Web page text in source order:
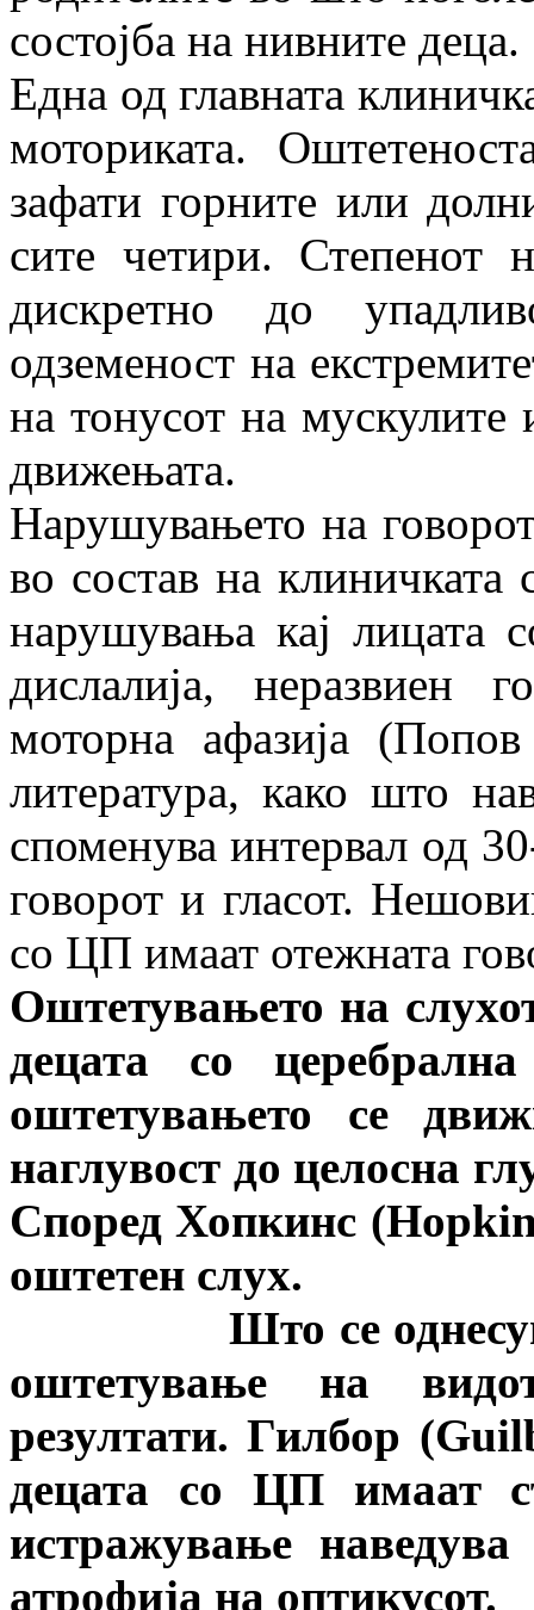
состојба на нивните деца.
Една од главната
моториката.
зафати горните или
сите четири. Степенот
дискретно до
одземеност на
на тонусот на
движењата.
Нарушувањето на
во состав на
нарушувања кај лицата
дислалија, неразвиен
моторна афазија
литература, како што
споменува интервал од
говорот и гласот.
со ЦП имаат отежната
Оштетувањето на
децата со
оштетувањето се
наглувост до целосна
Според Хопкинс (
оштетен слух.
Што се однесува
оштетување на
резултати. Гилбор (
децата со ЦП имаат
истражување
атрофија на оптикусот.